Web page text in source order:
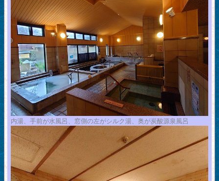
内湯、手前が水風呂、窓側の左がシルク湯、奥が炭酸源泉風呂